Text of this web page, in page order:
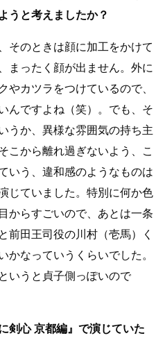
うと考えましたか？
そのときは顔に加工をかけて
まったく顔が出ません。外に
やカツラをつけているので、
んですよね（笑）。でも、そ
うか、異様な雰囲気の持ち主
こから離れ過ぎないよう、こ
いう、違和感のようなものは
じていました。特別に何か色
からすごいので、あとは一条
前田王司役の川村（壱馬）く
かなっていうくらいでした。
いうと貞子側っぽいので
心 京都編』で演じていた